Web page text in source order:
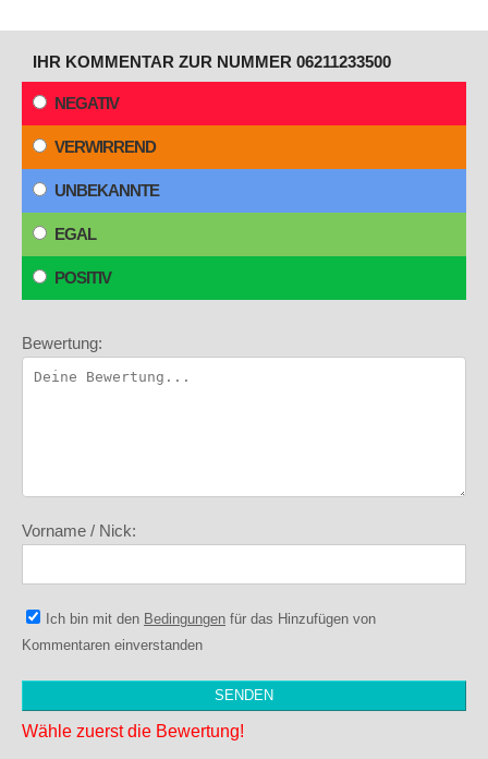
IHR KOMMENTAR ZUR NUMMER 06211233500
NEGATIV
VERWIRREND
UNBEKANNTE
EGAL
POSITIV
Bewertung:
Vorname / Nick:
Ich bin mit den Bedingungen für das Hinzufügen von
Kommentaren einverstanden
Wähle zuerst die Bewertung!